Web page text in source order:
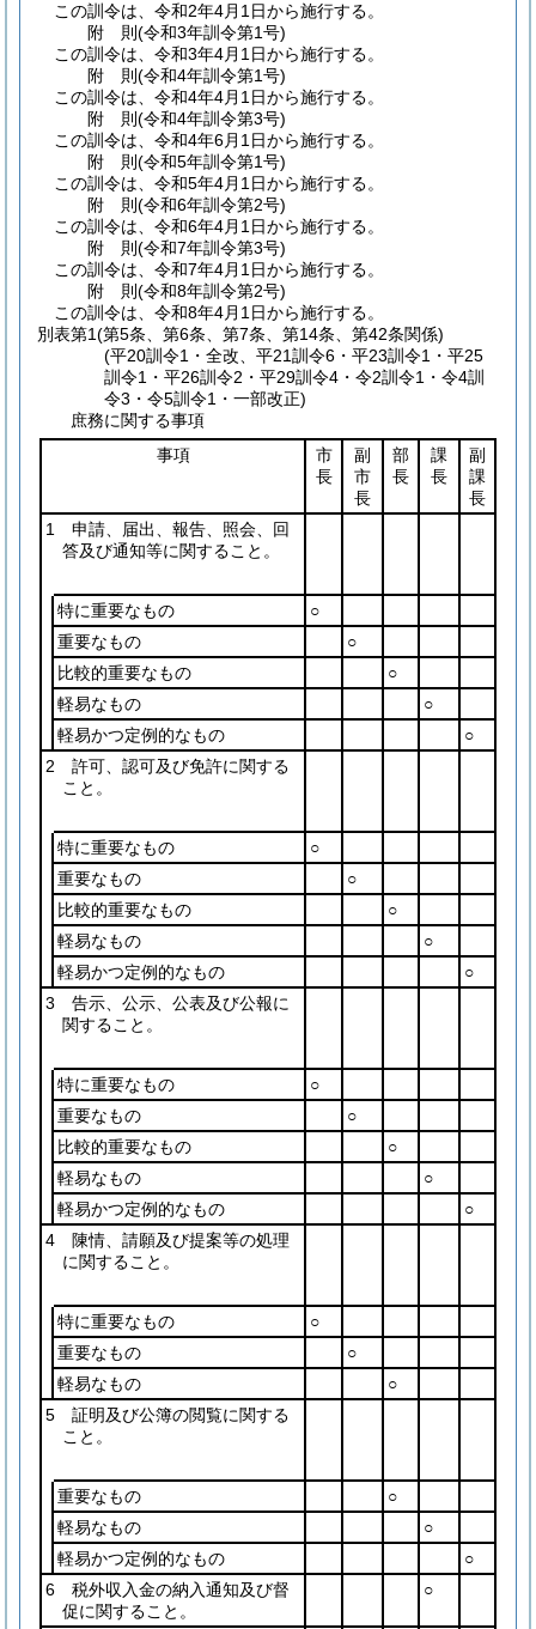
この訓令は、令和2年4月1日から施行する。
附 則(令和3年訓令第1号)
この訓令は、令和3年4月1日から施行する。
附 則(令和4年訓令第1号)
この訓令は、令和4年4月1日から施行する。
附 則(令和4年訓令第3号)
この訓令は、令和4年6月1日から施行する。
附 則(令和5年訓令第1号)
この訓令は、令和5年4月1日から施行する。
附 則(令和6年訓令第2号)
この訓令は、令和6年4月1日から施行する。
附 則(令和7年訓令第3号)
この訓令は、令和7年4月1日から施行する。
附 則(令和8年訓令第2号)
この訓令は、令和8年4月1日から施行する。
別表第1(第5条、第6条、第7条、第14条、第42条関係)
(平20訓令1・全改、平21訓令6・平23訓令1・平25
訓令1・平26訓令2・平29訓令4・令2訓令1・令4訓
令3・令5訓令1・一部改正)
庶務に関する事項
事項
市
長
副
市
長
部
長
課
長
副
課
長
1 申請、届出、報告、照会、回
答及び通知等に関すること。
特に重要なもの
○
重要なもの
○
比較的重要なもの
○
軽易なもの
○
軽易かつ定例的なもの
○
2 許可、認可及び免許に関する
こと。
特に重要なもの
○
重要なもの
○
比較的重要なもの
○
軽易なもの
○
軽易かつ定例的なもの
○
3 告示、公示、公表及び公報に
関すること。
特に重要なもの
○
重要なもの
○
比較的重要なもの
○
軽易なもの
○
軽易かつ定例的なもの
○
4 陳情、請願及び提案等の処理
に関すること。
特に重要なもの
○
重要なもの
○
軽易なもの
○
5 証明及び公簿の閲覧に関する
こと。
重要なもの
○
軽易なもの
○
軽易かつ定例的なもの
○
6 税外収入金の納入通知及び督
促に関すること。
○